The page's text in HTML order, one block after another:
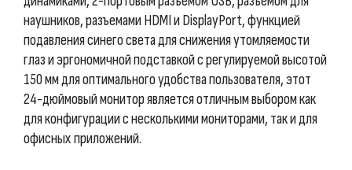
наушников, разъемами HDMI и DisplayPort, функцией
подавления синего света для снижения утомляемости
глаз и эргономичной подставкой с регулируемой высотой
150 мм для оптимального удобства пользователя, этот
24-дюймовый монитор является отличным выбором как
для конфигурации с несколькими мониторами, так и для
офисных приложений.